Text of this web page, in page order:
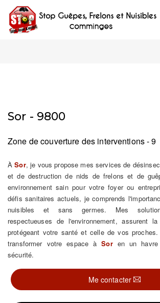
Sor - 9800
Zone de couverture des interventions - 9
ÀSor, je vous propose mes services de
et de destruction de nids de frelons et de
environnement sain pour votre foyer ou
défis sanitaires actuels, je comprends
nuisibles et sans germes. Mes
respectueuses de l'environnement, assurent
protégeant votre santé et celle de vos proches.
transformer votre espace àSoren un havre
sécurité.
Me contacter